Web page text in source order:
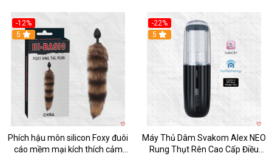
-12%
Hot
5
Phích hậu môn silicon Foxy đuôi
cáo mềm mại kích thích cảm
-22%
5
Máy Thủ Dâm Svakom Alex NEO
Rung Thụt Rên Cao Cấp Điều